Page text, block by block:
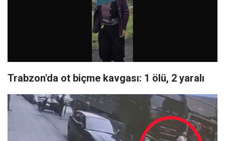
Trabzon'da ot biçme kavgası: 1 ölü, 2 yaralı